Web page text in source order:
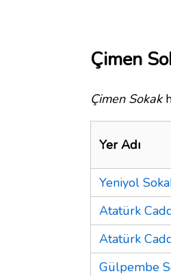
Çimen
Çimen Sokak
Yer Adı
Yeniyol
Atatürk
Atatürk
Gülpembe